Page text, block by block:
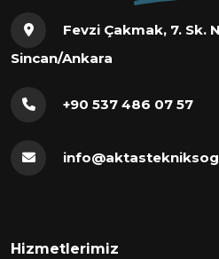
Fevzi Çakmak, 7. Sk.
Sincan/Ankara
+90 537 486 07 57
Hizmetlerimiz